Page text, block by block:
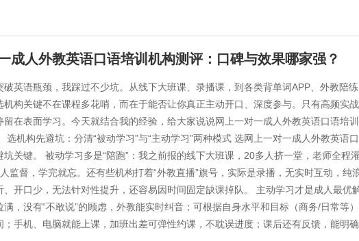
成人外教英语口语培训机构测评：口碑与效果哪家强？
英语瓶颈，我踩过不少坑。从线下大班课、录播课，到各类背单词APP、外教陪
机构关键不在课程多花哨，而在于能否让你真正主动开口、深度参与。只有高频实
留在表面学习。今天就结合我的经验，给大家说说网上一对一成人外教英语口语培
选机构先避坑：分清“被动学习”与“主动学习”两种模式 选网上一对一成人外教英语
关键。 被动学习多是“陪跑”：我之前报的线下大班课，20多人挤一堂，老师全程
监督，学完就忘。还有些机构打着“外教直播”旗号，实际是录播，无实时互动，纯
开口少，无法针对性提升，还容易因时间固定缺课掉队。 主动学习才是成人最优
，没有“不敢说”的顾虑，外教能实时纠音；可根据自身水平和目标（商务/日常等
手机、电脑就能上课，加班出差可弹性约课，不耽误进度；课后还有反馈，能明确